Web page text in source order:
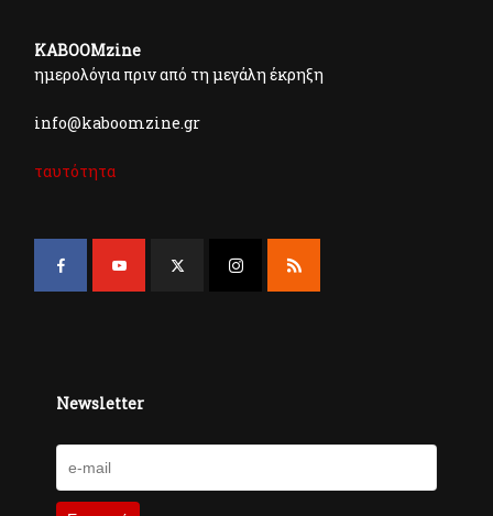
KABOOMzine
ημερολόγια πριν από τη μεγάλη έκρηξη
info@kaboomzine.gr
ταυτότητα
Newsletter